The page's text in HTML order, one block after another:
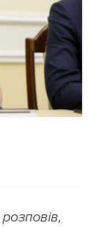
розповів,